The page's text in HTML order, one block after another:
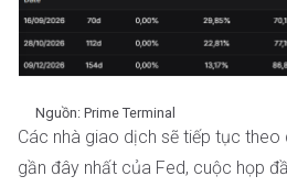
Nguồn: Prime Terminal
Các nhà giao dịch sẽ tiếp tục theo
gần đây nhất của Fed, cuộc họp